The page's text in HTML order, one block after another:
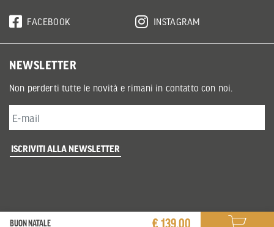
BUON NATALE € 139,00
FACEBOOK INSTAGRAM
NEWSLETTER
Non perderti tutte le novità e rimani in contatto con noi.
ISCRIVITI ALLA NEWSLETTER